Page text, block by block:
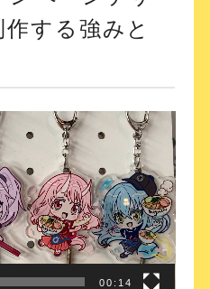
する強みと
00:14